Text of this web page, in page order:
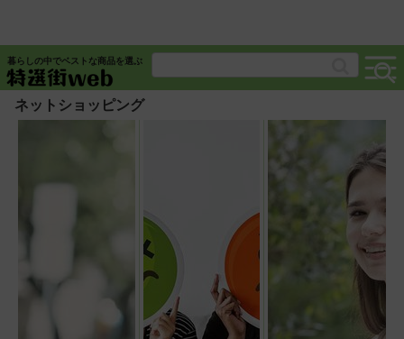
暮らしの中でベストな商品を選ぶ
ネットショッピング